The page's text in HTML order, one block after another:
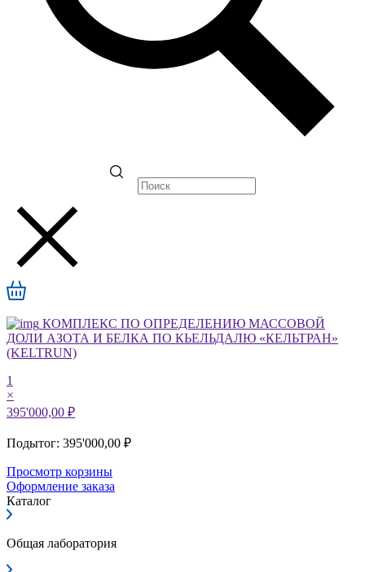
КОМПЛЕКС ПО ОПРЕДЕЛЕНИЮ МАССОВОЙ
ДОЛИ АЗОТА И БЕЛКА ПО КЬЕЛЬДАЛЮ «КЕЛЬТРАН»
(KELTRUN)
1
×
395'000,00 ₽
Подытог: 395'000,00 ₽
Просмотр корзины
Оформление заказа
Каталог
Общая лаборатория